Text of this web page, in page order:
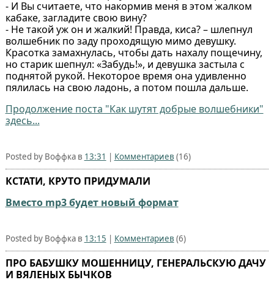
- И Вы считаете, что накормив меня в этом жалком
кабаке, загладите свою вину?
- Не такой уж он и жалкий! Правда, киса? – шлепнул
волшебник по заду проходящую мимо девушку.
Красотка замахнулась, чтобы дать нахалу пощечину,
но старик шепнул: «Забудь!», и девушка застыла с
поднятой рукой. Некоторое время она удивленно
пялилась на свою ладонь, а потом пошла дальше.
Продолжение поста "Как шутят добрые волшебники"
здесь...
Posted by Воффка в 13:31 | Комментариев (16)
КСТАТИ, КРУТО ПРИДУМАЛИ
Вместо mp3 будет новый формат
Posted by Воффка в 13:15 | Комментариев (6)
ПРО БАБУШКУ МОШЕННИЦУ, ГЕНЕРАЛЬСКУЮ ДАЧУ
И ВЯЛЕНЫХ БЫЧКОВ